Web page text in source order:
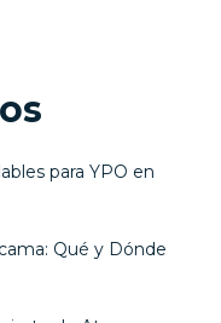
para YPO en
Qué y Dónde